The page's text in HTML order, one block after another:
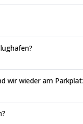
wir wieder am